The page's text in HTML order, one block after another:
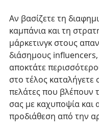
Αν βασίζετε τη
καμπάνια και τη
μάρκετινγκ στους
διάσημους influencers,
αποκτάτε
στο τέλος καταλήγετε
πελάτες που βλέπουν
σας με καχυποψία και
προδιάθεση από την